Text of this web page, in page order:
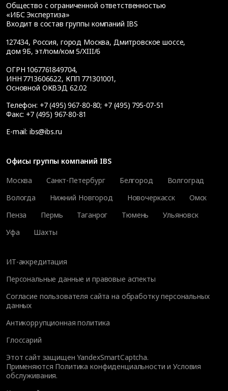
Общество с ограниченной ответственностью
«ИБС Экспертиза»
Входит в состав группы компаний IBS
127434, Россия, город Москва, Дмитровское шоссе,
дом 9Б, эт/пом/ком 5/XIII/6
ОГРН 1067761849704,
ИНН 7713606622, КПП 771301001,
Основной ОКВЭД 62.02
Телефон: +7 (495) 967-80-80; +7 (495) 795-07-51
Факс: +7 (495) 967-80-81
E-mail: ibs@ibs.ru
Офисы группы компаний IBS
Москва
Санкт-Петербург Белгород
Волгоград
Вологда
Нижний Новгород Новочеркасск
Омск
Пенза
Пермь Таганрог Тюмень
Ульяновск
Уфа
Шахты
ИТ-аккредитация
Персональные данные и правовые аспекты
Согласие пользователя сайта на обработку персональных
данных
Антикоррупционная политика
Глоссарий
Этот сайт защищен YandexSmartCaptcha.
Применяются Политика конфиденциальности иУсловия
обслуживания.